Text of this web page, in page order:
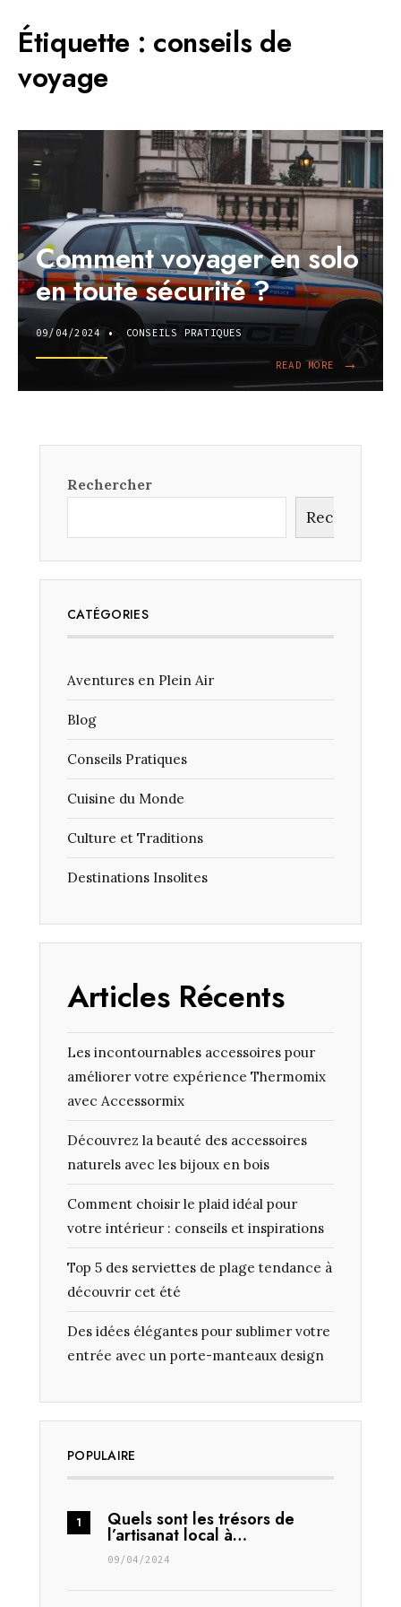
Étiquette : conseils de
voyage
Comment voyager en solo
en toute sécurité ?
09/04/2024 • CONSEILS PRATIQUES
READ MORE →
READ
MORE:
SOLO
?
Rechercher
Rechercher
CATÉGORIES
Aventures en Plein Air
Blog
Conseils Pratiques
Cuisine du Monde
Culture et Traditions
Destinations Insolites
Articles Récents
Les incontournables accessoires pour
améliorer votre expérience Thermomix
avec Accessormix
Découvrez la beauté des accessoires
naturels avec les bijoux en bois
Comment choisir le plaid idéal pour
votre intérieur : conseils et inspirations
Top 5 des serviettes de plage tendance à
découvrir cet été
Des idées élégantes pour sublimer votre
entrée avec un porte-manteaux design
POPULAIRE
Quels sont les trésors de
l’artisanat local à…
09/04/2024